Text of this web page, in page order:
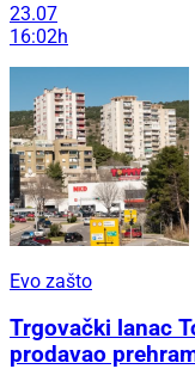
23.07
16:02h
Evo zašto
Trgovački lanac
prodavao